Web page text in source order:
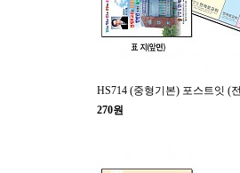
HS714 (중형기본) 포스트잇 (
270원